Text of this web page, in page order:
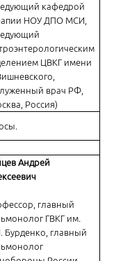
кафедрой
НОУ ДПО МСИ,
ЦВКГ имени
врач РФ,
Россия)
Андрей
главный
ГВКГ им.
Бурденко, главный